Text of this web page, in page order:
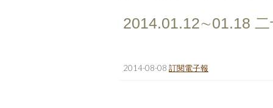
2014.01.12∼01.18
2014-08-08 訂閱電子報